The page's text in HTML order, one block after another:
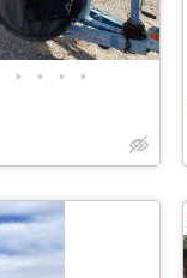
• • • •